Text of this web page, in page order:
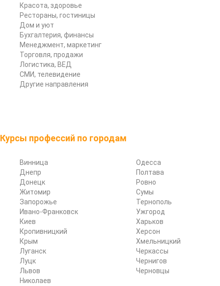
Красота, здоровье
Рестораны, гостиницы
Дом и уют
Бухгалтерия, финансы
Менеджмент, маркетинг
Торговля, продажи
Логистика, ВЕД
СМИ, телевидение
Другие направления
Курсы профессий по городам
Винница
Днепр
Донецк
Житомир
Запорожье
Ивано-Франковск
Киев
Кропивницкий
Крым
Луганск
Луцк
Львов
Николаев
Одесса
Полтава
Ровно
Сумы
Тернополь
Ужгород
Харьков
Херсон
Хмельницкий
Черкассы
Чернигов
Черновцы